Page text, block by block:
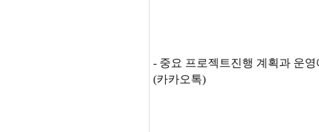
- 중요 프로젝트진행 계획과 운
(카카오톡)